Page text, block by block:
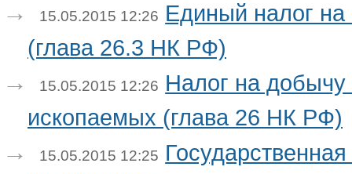
15.05.2015 12:26 Единый налог
(глава 26.3 НК РФ)
15.05.2015 12:26 Налог на добычу
ископаемых (глава 26 НК РФ)
15.05.2015 12:25